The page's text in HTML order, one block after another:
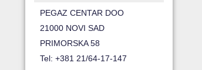
PEGAZ CENTAR DOO
21000 NOVI SAD
PRIMORSKA 58
Tel: +381 21/64-17-147